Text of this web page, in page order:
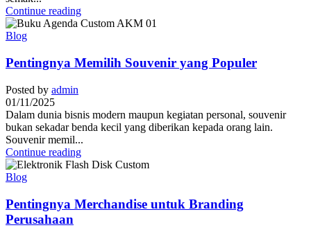
Continue reading
Blog
Pentingnya Memilih Souvenir yang Populer
Posted by admin
01/11/2025
Dalam dunia bisnis modern maupun kegiatan personal, souvenir
bukan sekadar benda kecil yang diberikan kepada orang lain.
Souvenir memil...
Continue reading
Blog
Pentingnya Merchandise untuk Branding
Perusahaan